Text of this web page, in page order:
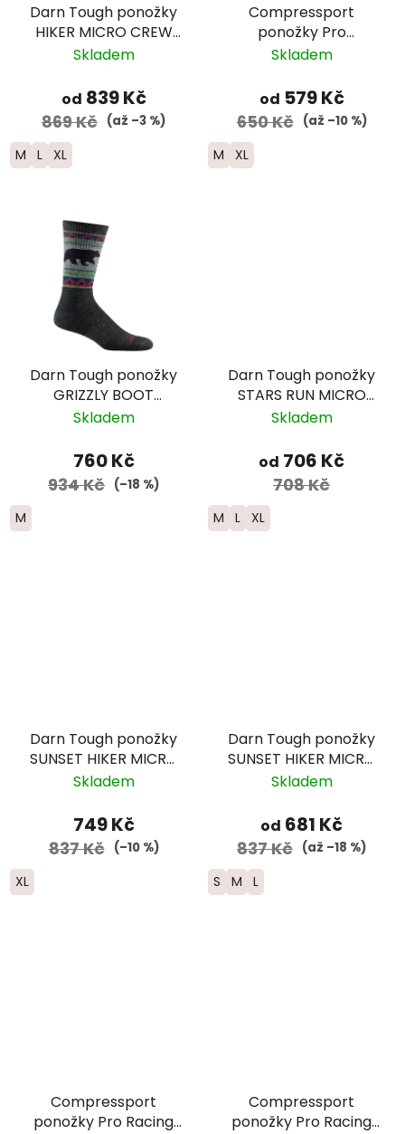
Darn Tough ponožky
HIKER MICRO CREW
Midweight Merino -
Skladem
od 839 Kč
869 Kč (až –3 %)
M L XL
Compressport
ponožky Pro
Marathon - bílá
Skladem
od 579 Kč
650 Kč (až –10 %)
M XL
Darn Tough ponožky
GRIZZLY BOOT
Midweight Merino -
Skladem
760 Kč
934 Kč (–18 %)
M
Darn Tough ponožky
STARS RUN MICRO
CREW ULTRA
pánské
Skladem
od 706 Kč
708 Kč
M L XL
Darn Tough ponožky
SUNSET HIKER MICRO
CREW Lightweight
černé/šedé
Skladem
749 Kč
837 Kč (–10 %)
XL
Darn Tough ponožky
SUNSET HIKER MICRO
CREW Lightweight
zeleno/šedé
Skladem
od 681 Kč
837 Kč (až –18 %)
S M L
Compressport
ponožky Pro Racing
Compressport
ponožky Pro Racing